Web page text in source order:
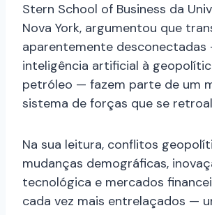
Stern School of Business da
Nova York, argumentou que
aparentemente desconectadas
inteligência artificial à
petróleo — fazem parte de um
sistema de forças que se
Na sua leitura, conflitos
mudanças demográficas,
tecnológica e mercados
cada vez mais entrelaçados —